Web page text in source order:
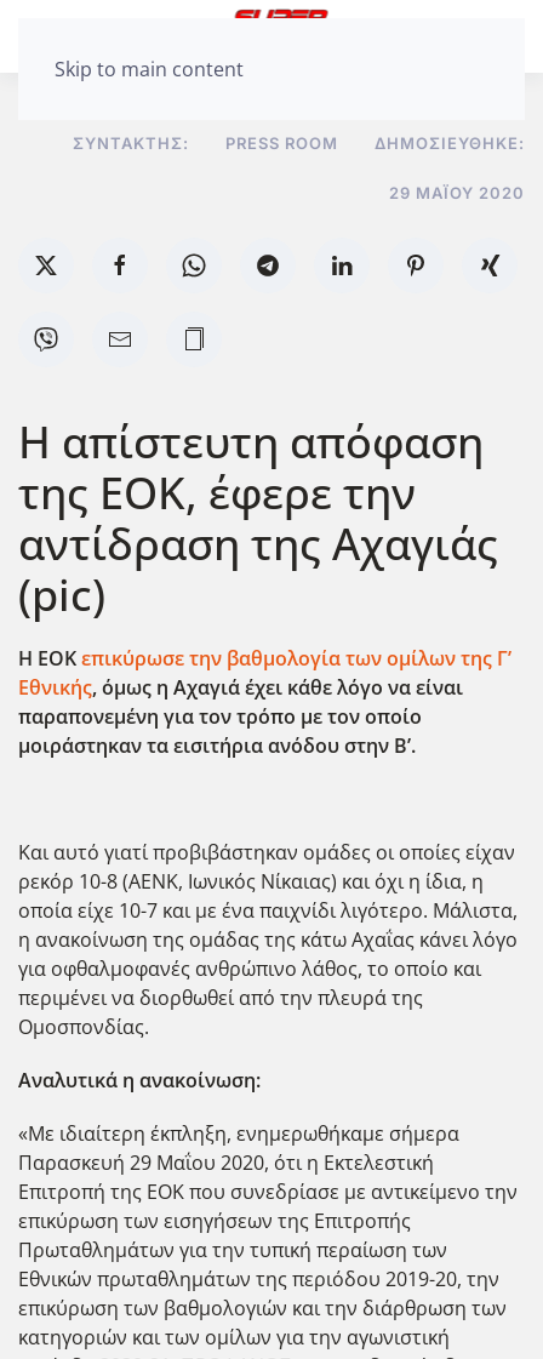
Skip to main content
ΣΥΝΤΆΚΤΗΣ: PRESS ROOM ΔΗΜΟΣΙΕΎΘΗΚΕ:
29 ΜΑΪ́ΟΥ 2020
Η απίστευτη απόφαση
της ΕΟΚ, έφερε την
αντίδραση της Αχαγιάς
(pic)
Η ΕΟΚεπικύρωσε την βαθμολογία των ομίλων της Γ’
Εθνικής, όμως η Αχαγιά έχει κάθε λόγο να είναι
παραπονεμένη για τον τρόπο με τον οποίο
μοιράστηκαν τα εισιτήρια ανόδου στην Β’.
Και αυτό γιατί προβιβάστηκαν ομάδες οι οποίες είχαν
ρεκόρ 10-8 (ΑΕΝΚ, Ιωνικός Νίκαιας) και όχι η ίδια, η
οποία είχε 10-7 και με ένα παιχνίδι λιγότερο. Μάλιστα,
η ανακοίνωση της ομάδας της κάτω Αχαΐας κάνει λόγο
για οφθαλμοφανές ανθρώπινο λάθος, το οποίο και
περιμένει να διορθωθεί από την πλευρά της
Ομοσπονδίας.
Αναλυτικά η ανακοίνωση:
«Με ιδιαίτερη έκπληξη, ενημερωθήκαμε σήμερα
Παρασκευή 29 Μαΐου 2020, ότι η Εκτελεστική
Επιτροπή της ΕΟΚ που συνεδρίασε με αντικείμενο την
επικύρωση των εισηγήσεων της Επιτροπής
Πρωταθλημάτων για την τυπική περαίωση των
Εθνικών πρωταθλημάτων της περιόδου 2019-20, την
επικύρωση των βαθμολογιών και την διάρθρωση των
κατηγοριών και των ομίλων για την αγωνιστική